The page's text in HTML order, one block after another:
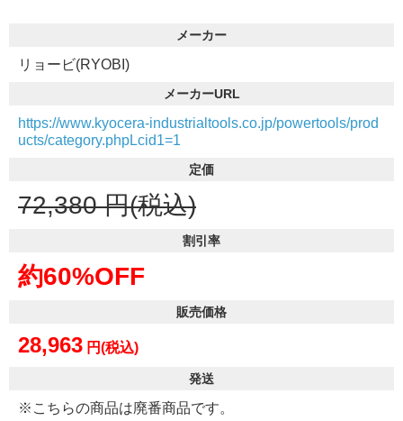
メーカー
リョービ(RYOBI)
メーカーURL
https://www.kyocera-industrialtools.co.jp/powertools/prod
ucts/category.phpLcid1=1
定価
72,380 円(税込)
割引率
約60%OFF
販売価格
28,963 円(税込)
発送
※こちらの商品は廃番商品です。